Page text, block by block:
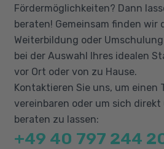
Magazine
PDF-Formulare in
Adobe Acrobat
Erstellen von fließenden
Adobe InDesign
Das Liquid Layout in
Fördermöglichkeiten? Dann
beraten! Gemeinsam finden wir
Weiterbildung oder
bei der Auswahl Ihres idealen
vor Ort oder von zu Hause.
Kontaktieren Sie uns, um einen
vereinbaren oder um sich
beraten zu lassen:
+49 40 797 244